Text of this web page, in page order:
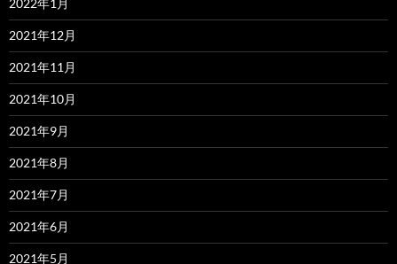
2022年1月
2021年12月
2021年11月
2021年10月
2021年9月
2021年8月
2021年7月
2021年6月
2021年5月